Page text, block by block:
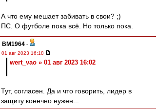
А что ему мешает забивать в свои? ;)
ПС. О футболе пока всё. Но только пока.
BM1964 -
01 авг 2023 16:18
wert_vao » 01 авг 2023 16:02
Тут, согласен. Да и что говорить, лидер в
защиту конечно нужен...